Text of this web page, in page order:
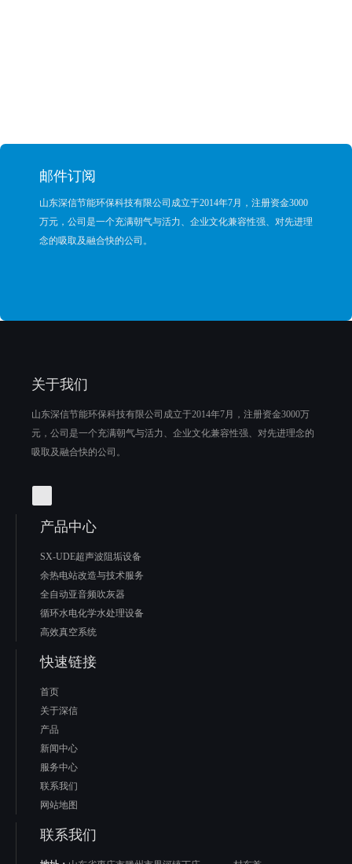
邮件订阅
山东深信节能环保科技有限公司成立于2014年7月，注册资金3000
万元，公司是一个充满朝气与活力、企业文化兼容性强、对先进理
念的吸取及融合快的公司。
关于我们
山东深信节能环保科技有限公司成立于2014年7月，注册资金3000万
元，公司是一个充满朝气与活力、企业文化兼容性强、对先进理念的
吸取及融合快的公司。
产品中心
SX-UDE超声波阻垢设备
余热电站改造与技术服务
全自动亚音频吹灰器
循环水电化学水处理设备
高效真空系统
快速链接
首页
关于深信
产品
新闻中心
服务中心
联系我们
网站地图
联系我们